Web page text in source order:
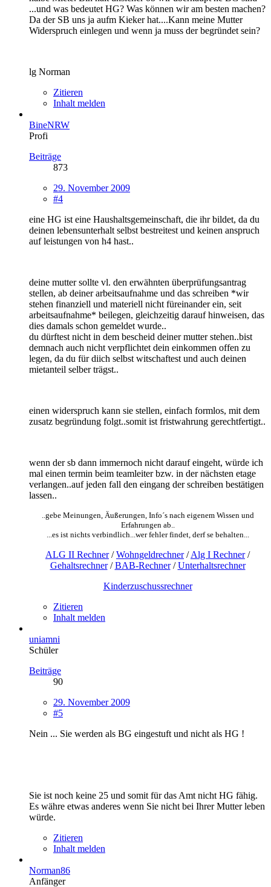
...und was bedeutet HG? Was können wir am besten machen?
Da der SB uns ja aufm Kieker hat....Kann meine Mutter
Widerspruch einlegen und wenn ja muss der begründet sein?
lg Norman
Zitieren
Inhalt melden
BineNRW
Profi
Beiträge
873
29. November 2009
#4
eine HG ist eine Haushaltsgemeinschaft, die ihr bildet, da du
deinen lebensunterhalt selbst bestreitest und keinen anspruch
auf leistungen von h4 hast..
deine mutter sollte vl. den erwähnten überprüfungsantrag
stellen, ab deiner arbeitsaufnahme und das schreiben *wir
stehen finanziell und materiell nicht füreinander ein, seit
arbeitsaufnahme* beilegen, gleichzeitig darauf hinweisen, das
dies damals schon gemeldet wurde..
du dürftest nicht in dem bescheid deiner mutter stehen..bist
demnach auch nicht verpflichtet dein einkommen offen zu
legen, da du für diich selbst witschaftest und auch deinen
mietanteil selber trägst..
einen widerspruch kann sie stellen, einfach formlos, mit dem
zusatz begründung folgt..somit ist fristwahrung gerechtfertigt..
wenn der sb dann immernoch nicht darauf eingeht, würde ich
mal einen termin beim teamleiter bzw. in der nächsten etage
verlangen..auf jeden fall den eingang der schreiben bestätigen
lassen..
..gebe Meinungen, Äußerungen, Info´s nach eigenem Wissen und
Erfahrungen ab..
...es ist nichts verbindlich...wer fehler findet, derf se behalten...
ALG II Rechner/Wohngeldrechner/Alg I Rechner/
Gehaltsrechner/BAB-Rechner/Unterhaltsrechner
Kinderzuschussrechner
Zitieren
Inhalt melden
uniamni
Schüler
Beiträge
90
29. November 2009
#5
Nein ... Sie werden als BG eingestuft und nicht als HG !
Sie ist noch keine 25 und somit für das Amt nicht HG fähig.
Es währe etwas anderes wenn Sie nicht bei Ihrer Mutter leben
würde.
Zitieren
Inhalt melden
Norman86
Anfänger